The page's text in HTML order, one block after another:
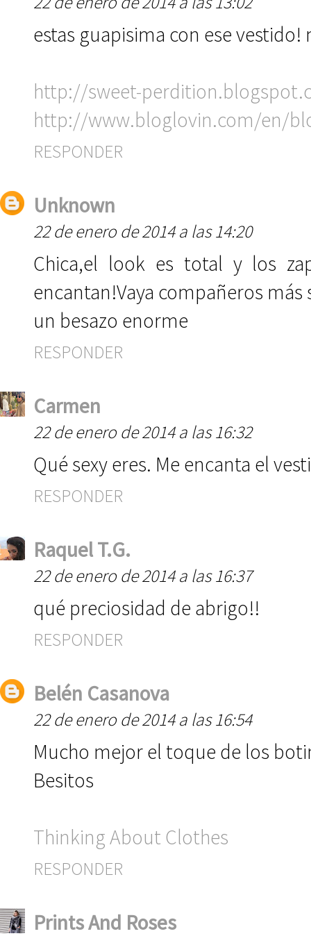
estas guapisima con ese vestido!
http://sweet-
http://www.bloglovin.com/en/
RESPONDER
Unknown
22 de enero de 2014 a las 14:20
Chica,el look es total y los
encantan!Vaya compañeros
un besazo enorme
RESPONDER
Carmen
22 de enero de 2014 a las 16:32
Qué sexy eres. Me encanta el
RESPONDER
Raquel T.G.
22 de enero de 2014 a las 16:37
qué preciosidad de abrigo!!
RESPONDER
Belén Casanova
22 de enero de 2014 a las 16:54
Mucho mejor el toque de los
Besitos
Thinking About Clothes
RESPONDER
Prints And Roses